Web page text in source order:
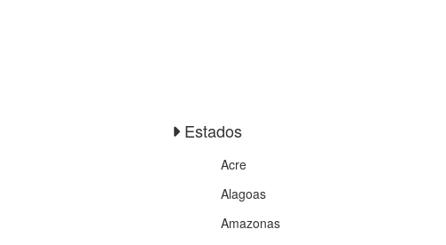
Estados
Acre
Alagoas
Amazonas